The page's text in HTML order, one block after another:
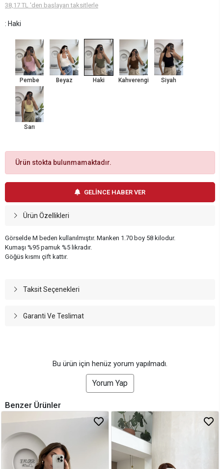
38,17 TL 'den başlayan taksitlerle
: Haki
Pembe Beyaz Haki Kahverengi Siyah
Sarı
Ürün stokta bulunmamaktadır.
GELİNCE HABER VER
Ürün Özellikleri
Görselde M beden kullanılmıştır. Manken 1.70 boy 58 kilodur.
Kumaşı %95 pamuk %5 likradır.
Göğüs kısmı çift kattır.
Taksit Seçenekleri
Garanti Ve Teslimat
Bu ürün için henüz yorum yapılmadı.
Yorum Yap
Benzer Ürünler